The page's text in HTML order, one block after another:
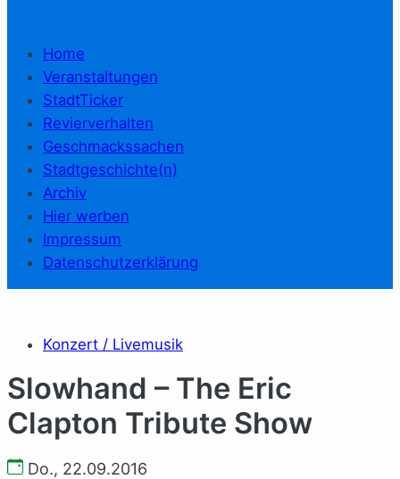
Home
Veranstaltungen
StadtTicker
Revierverhalten
Geschmackssachen
Stadtgeschichte(n)
Archiv
Hier werben
Impressum
Datenschutzerklärung
Konzert / Livemusik
Slowhand – The Eric
Clapton Tribute Show
Do., 22.09.2016